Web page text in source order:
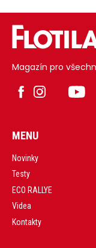
Magazín pro
MENU
Novinky
Testy
ECO RALLYE
Videa
Kontakty